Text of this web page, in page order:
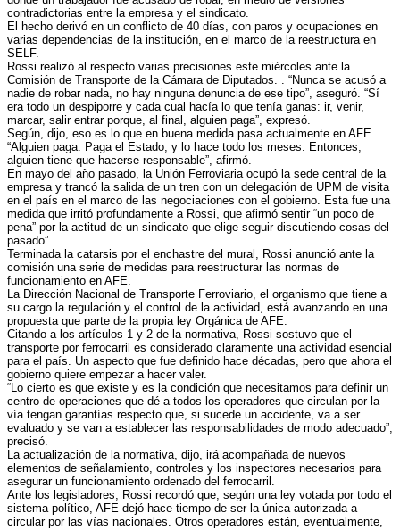
contradictorias entre la empresa y el sindicato.
El hecho derivó en un conflicto de 40 días, con paros y ocupaciones en
varias dependencias de la institución, en el marco de la reestructura en
SELF.
Rossi realizó al respecto varias precisiones este miércoles ante la
Comisión de Transporte de la Cámara de Diputados. . “Nunca se acusó a
nadie de robar nada, no hay ninguna denuncia de ese tipo”, aseguró. “Sí
era todo un despiporre y cada cual hacía lo que tenía ganas: ir, venir,
marcar, salir entrar porque, al final, alguien paga”, expresó.
Según, dijo, eso es lo que en buena medida pasa actualmente en AFE.
“Alguien paga. Paga el Estado, y lo hace todo los meses. Entonces,
alguien tiene que hacerse responsable”, afirmó.
En mayo del año pasado, la Unión Ferroviaria ocupó la sede central de la
empresa y trancó la salida de un tren con un delegación de UPM de visita
en el país en el marco de las negociaciones con el gobierno. Esta fue una
medida que irritó profundamente a Rossi, que afirmó sentir “un poco de
pena” por la actitud de un sindicato que elige seguir discutiendo cosas del
pasado”.
Terminada la catarsis por el enchastre del mural, Rossi anunció ante la
comisión una serie de medidas para reestructurar las normas de
funcionamiento en AFE.
La Dirección Nacional de Transporte Ferroviario, el organismo que tiene a
su cargo la regulación y el control de la actividad, está avanzando en una
propuesta que parte de la propia ley Orgánica de AFE.
Citando a los artículos 1 y 2 de la normativa, Rossi sostuvo que el
transporte por ferrocarril es considerado claramente una actividad esencial
para el país. Un aspecto que fue definido hace décadas, pero que ahora el
gobierno quiere empezar a hacer valer.
“Lo cierto es que existe y es la condición que necesitamos para definir un
centro de operaciones que dé a todos los operadores que circulan por la
vía tengan garantías respecto que, si sucede un accidente, va a ser
evaluado y se van a establecer las responsabilidades de modo adecuado”,
precisó.
La actualización de la normativa, dijo, irá acompañada de nuevos
elementos de señalamiento, controles y los inspectores necesarios para
asegurar un funcionamiento ordenado del ferrocarril.
Ante los legisladores, Rossi recordó que, según una ley votada por todo el
sistema político, AFE dejó hace tiempo de ser la única autorizada a
circular por las vías nacionales. Otros operadores están, eventualmente,